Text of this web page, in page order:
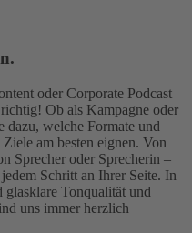
oder Corporate Podcast
Ob als Kampagne oder
dazu, welche Formate und
am besten eignen. Von
Sprecher oder Sprecherin –
Schritt an Ihrer Seite. In
glasklare Tonqualität und
uns immer herzlich